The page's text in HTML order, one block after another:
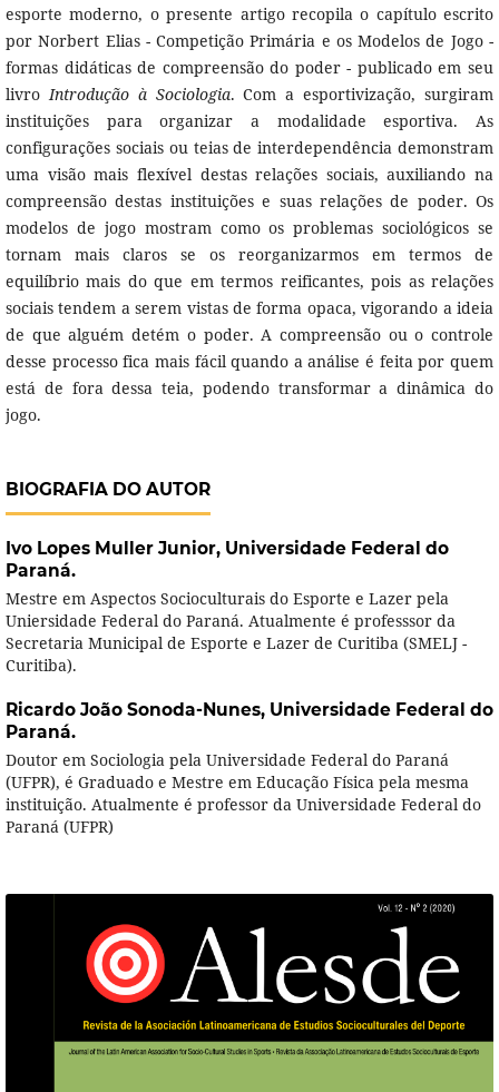
esporte moderno, o presente artigo recopila o capítulo escrito
por Norbert Elias - Competição Primária e os Modelos de Jogo -
formas didáticas de compreensão do poder - publicado em seu
livroIntrodução à Sociologia. Com a esportivização, surgiram
instituições para organizar a modalidade esportiva. As
configurações sociais ou teias de interdependência demonstram
uma visão mais flexível destas relações sociais, auxiliando na
compreensão destas instituições e suas relações de poder. Os
modelos de jogo mostram como os problemas sociológicos se
tornam mais claros se os reorganizarmos em termos de
equilíbrio mais do que em termos reificantes, pois as relações
sociais tendem a serem vistas de forma opaca, vigorando a ideia
de que alguém detém o poder. A compreensão ou o controle
desse processo fica mais fácil quando a análise é feita por quem
está de fora dessa teia, podendo transformar a dinâmica do
jogo.
BIOGRAFIA DO AUTOR
Ivo Lopes Muller Junior, Universidade Federal do
Paraná.
Mestre em Aspectos Socioculturais do Esporte e Lazer pela
Uniersidade Federal do Paraná. Atualmente é professsor da
Secretaria Municipal de Esporte e Lazer de Curitiba (SMELJ -
Curitiba).
Ricardo João Sonoda-Nunes, Universidade Federal do
Paraná.
Doutor em Sociologia pela Universidade Federal do Paraná
(UFPR), é Graduado e Mestre em Educação Física pela mesma
instituição. Atualmente é professor da Universidade Federal do
Paraná (UFPR)